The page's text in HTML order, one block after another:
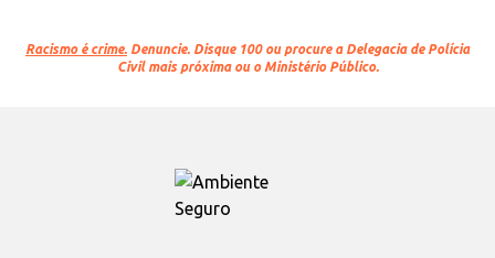
Racismo é crime. Denuncie. Disque 100 ou procure a Delegacia de Polícia
Civil mais próxima ou o Ministério Público.